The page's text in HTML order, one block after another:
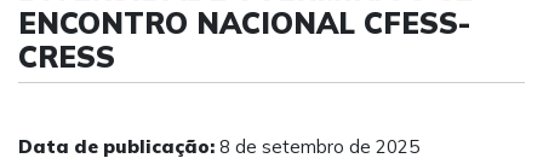
ENCONTRO NACIONAL CFESS-
CRESS
Data de publicação: 8 de setembro de 2025